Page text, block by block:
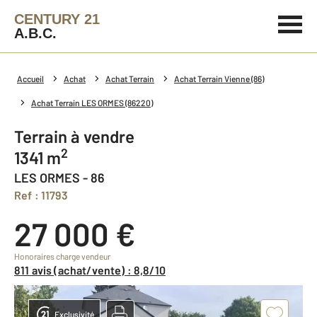
CENTURY 21
A.B.C.
Accueil Achat Achat Terrain Achat Terrain Vienne (86)
Achat Terrain LES ORMES (86220)
Terrain à vendre
1341 m2
LES ORMES - 86
Ref : 11793
27 000 €
Honoraires charge vendeur
811 avis (achat/vente) : 8,8/10
Exclusivité